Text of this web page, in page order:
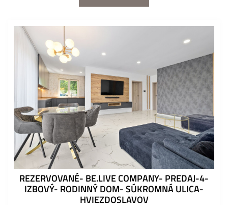
REZERVOVANÉ- BE.LIVE COMPANY- PREDAJ-4-
IZBOVÝ- RODINNÝ DOM- SÚKROMNÁ ULICA-
HVIEZDOSLAVOV